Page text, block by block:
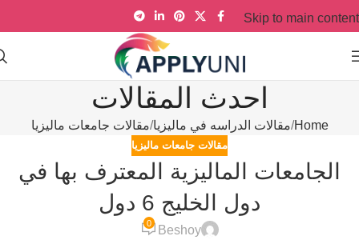
Skip to main content
احدث المقالات
Home مقالات الدراسه في ماليزيا مقالات جامعات ماليزيا
مقالات جامعات ماليزيا
الجامعات الماليزية المعترف بها في
دول الخليج 6 دول
Beshoy
0